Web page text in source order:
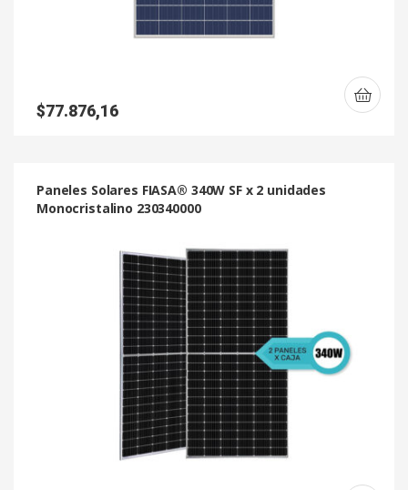
$77.876,16
Paneles Solares FIASA® 340W SF x 2 unidades
Monocristalino 230340000